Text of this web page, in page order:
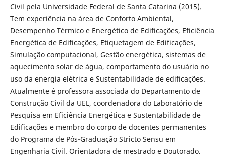
Civil pela Universidade Federal de Santa Catarina (2015).
Tem experiência na área de Conforto Ambiental,
Desempenho Térmico e Energético de Edificações, Eficiência
Energética de Edificações, Etiquetagem de Edificações,
Simulação computacional, Gestão energética, sistemas de
aquecimento solar de água, comportamento do usuário no
uso da energia elétrica e Sustentabilidade de edificações.
Atualmente é professora associada do Departamento de
Construção Civil da UEL, coordenadora do Laboratório de
Pesquisa em Eficiência Energética e Sustentabilidade de
Edificações e membro do corpo de docentes permanentes
do Programa de Pós-Graduação Stricto Sensu em
Engenharia Civil. Orientadora de mestrado e Doutorado.